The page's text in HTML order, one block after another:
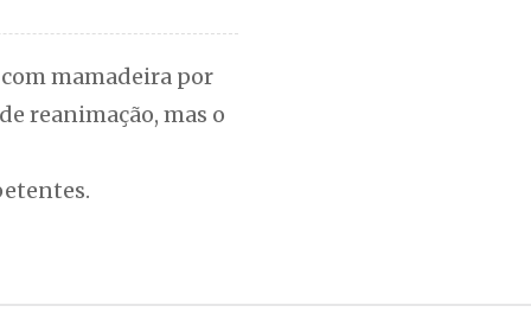
mamadeira por
reanimação, mas o